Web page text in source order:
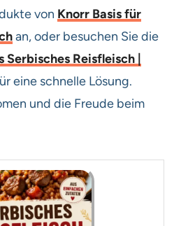
von Knorr Basis für
an, oder besuchen Sie die
Serbisches Reisfleisch |
eine schnelle Lösung.
und die Freude beim